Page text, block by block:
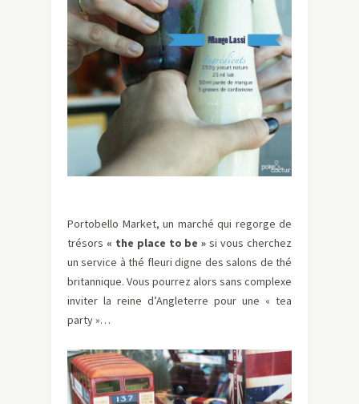
Portobello Market, un marché qui regorge de
trésors « the place to be » si vous cherchez
un service à thé fleuri digne des salons de thé
britannique. Vous pourrez alors sans complexe
inviter la reine d’Angleterre pour une « tea
party »…